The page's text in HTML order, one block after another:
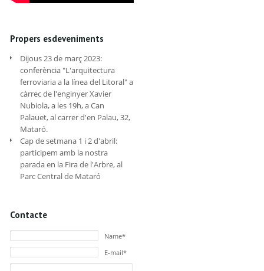
Propers esdeveniments
Dijous 23 de març 2023:
conferència "L'arquitectura
ferroviaria a la línea del Litoral" a
càrrec de l'enginyer Xavier
Nubiola, a les 19h, a Can
Palauet, al carrer d'en Palau, 32,
Mataró.
Cap de setmana 1 i 2 d'abril:
participem amb la nostra
parada en la Fira de l'Arbre, al
Parc Central de Mataró
Contacte
Name*
E-mail*